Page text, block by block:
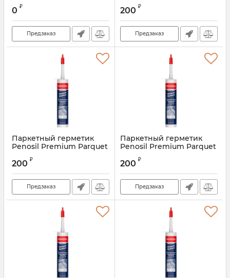
мл, белый (1уп. -12шт.)
0 ₽
Предзаказ
Артикул:
200 ₽
Предзаказ
Паркетный герметик
Penosil Premium Parquet
Артикул:
200 ₽
Предзаказ
Паркетный герметик
Penosil Premium Parquet
Артикул:
200 ₽
Предзаказ